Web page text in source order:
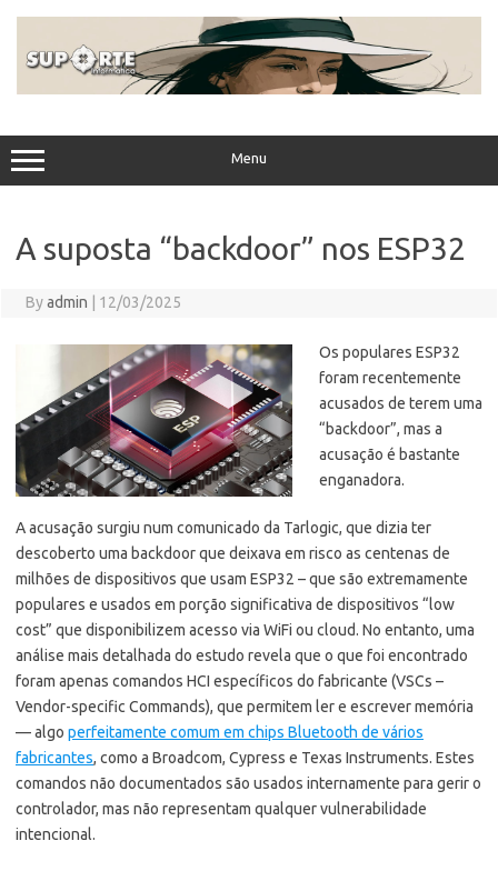
Menu
A suposta “backdoor” nos ESP32
Byadmin 12/03/2025
Os populares ESP32
foram recentemente
acusados de terem uma
“backdoor”, mas a
acusação é bastante
enganadora.
A acusação surgiu num comunicado da Tarlogic, que dizia ter
descoberto uma backdoor que deixava em risco as centenas de
milhões de dispositivos que usam ESP32 – que são extremamente
populares e usados em porção significativa de dispositivos “low
cost” que disponibilizem acesso via WiFi ou cloud. No entanto, uma
análise mais detalhada do estudo revela que o que foi encontrado
foram apenas comandos HCI específicos do fabricante (VSCs –
Vendor-specific Commands), que permitem ler e escrever memória
— algo perfeitamente comum em chips Bluetooth de vários
fabricantes, como a Broadcom, Cypress e Texas Instruments. Estes
comandos não documentados são usados internamente para gerir o
controlador, mas não representam qualquer vulnerabilidade
intencional.